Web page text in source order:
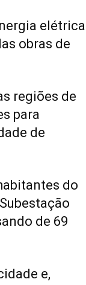
elétrica
obras de
regiões de
para
de
do
de 69
e,